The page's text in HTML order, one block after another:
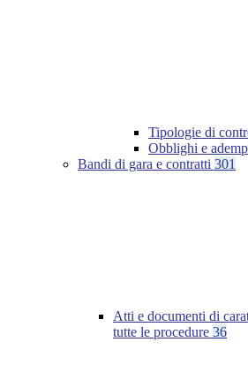
Tipologie di
Obblighi e
Bandi di gara e contratti 301
Atti e documenti di
tutte le procedure 36